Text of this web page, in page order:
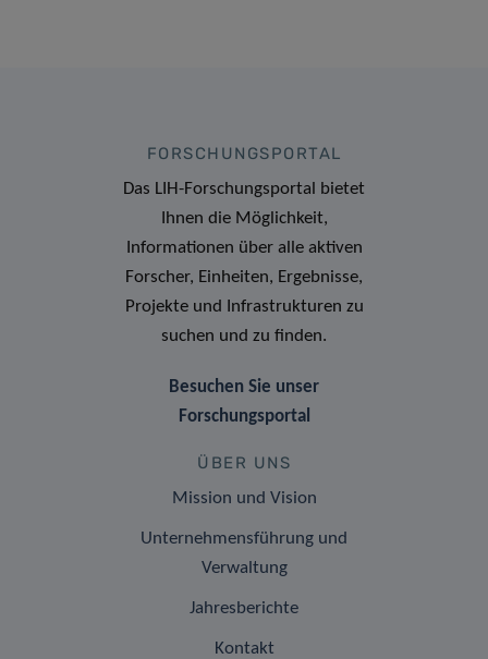
FORSCHUNGSPORTAL
Das LIH-Forschungsportal bietet
Ihnen die Möglichkeit,
Informationen über alle aktiven
Forscher, Einheiten, Ergebnisse,
Projekte und Infrastrukturen zu
suchen und zu finden.
Besuchen Sie unser
Forschungsportal
ÜBER UNS
Mission und Vision
Unternehmensführung und
Verwaltung
Jahresberichte
Kontakt